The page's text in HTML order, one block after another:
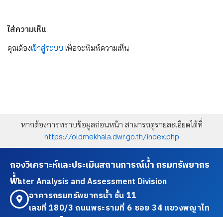
ใส่ความเห็น
คุณต้องเข้าสู่ระบบ เพื่อจะพิมพ์ความเห็น
หากต้องการทราบข้อมูลก่อนหน้า สามารถดูรายละเอียดได้ที่
https://oldmekhala.dwr.go.th/index.php
กองวิเคราะห์และประเมินสถานการณ์น้ำ กรมทรัพยากร
น้ำ
Water Analysis and Assessment Division
อาคารกรมทรัพยากรน้ำ ชั้น 11
เลขที่ 180/3 ถนนพระรามที่ 6 ซอย 34 แขวงพญาไท